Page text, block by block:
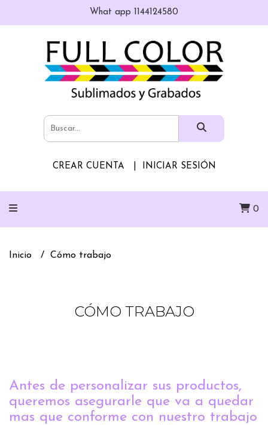
What app 1144124580
CREAR CUENTA INICIAR SESIÓN
0
Inicio Cómo trabajo
CÓMO TRABAJO
Antes de personalizar sus productos,
queremos asegurarle que va a quedar
mas que conforme con nuestro trabajo